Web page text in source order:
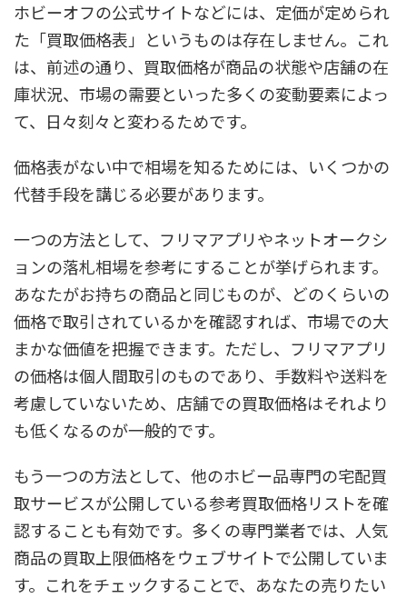
ホビーオフの公式サイトなどには、定価が定められ
た「買取価格表」というものは存在しません。これ
は、前述の通り、買取価格が商品の状態や店舗の在
庫状況、市場の需要といった多くの変動要素によっ
て、日々刻々と変わるためです。
価格表がない中で相場を知るためには、いくつかの
代替手段を講じる必要があります。
一つの方法として、フリマアプリやネットオークシ
ョンの落札相場を参考にすることが挙げられます。
あなたがお持ちの商品と同じものが、どのくらいの
価格で取引されているかを確認すれば、市場での大
まかな価値を把握できます。ただし、フリマアプリ
の価格は個人間取引のものであり、手数料や送料を
考慮していないため、店舗での買取価格はそれより
も低くなるのが一般的です。
もう一つの方法として、他のホビー品専門の宅配買
取サービスが公開している参考買取価格リストを確
認することも有効です。多くの専門業者では、人気
商品の買取上限価格をウェブサイトで公開していま
す。これをチェックすることで、あなたの売りたい